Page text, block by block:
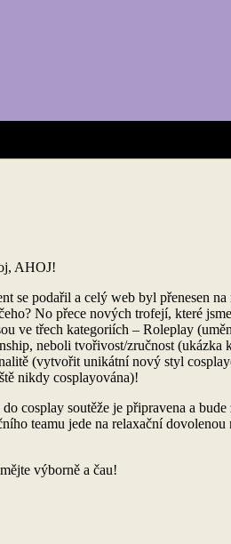
AHOJ!
se podařil a celý web byl přenesen
No přece nových trofejí, které
ve třech kategoriích – Roleplay
neboli tvořivost/zručnost (ukázka
(vytvořit unikátní nový styl
nikdy cosplayována)!
cosplay soutěže je připravena a
teamu jede na relaxační
výborně a čau!